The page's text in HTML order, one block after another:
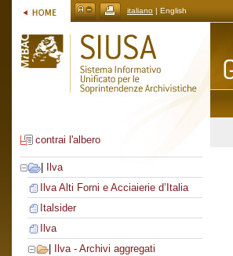
italiano | English
contrai l'albero
Ilva
Ilva Alti Forni e Acciaierie d’Italia
Italsider
Ilva
Ilva - Archivi aggregati